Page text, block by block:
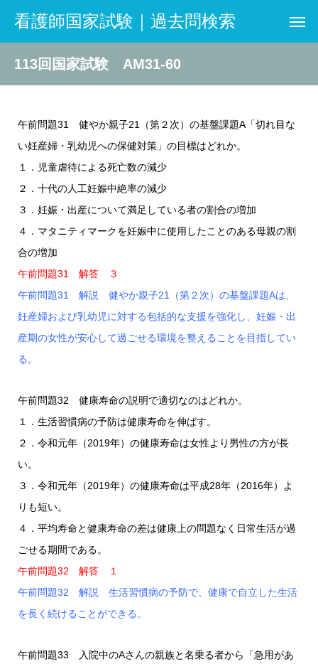
看護師国家試験｜過去問検索
113回国家試験 AM31-60
午前問題31 健やか親子21（第２次）の基盤課題A「切れ目な
い妊産婦・乳幼児への保健対策」の目標はどれか。
１．児童虐待による死亡数の減少
２．十代の人工妊娠中絶率の減少
３．妊娠・出産について満足している者の割合の増加
４．マタニティマークを妊娠中に使用したことのある母親の割
合の増加
午前問題31 解答 ３
午前問題31 解説 健やか親子21（第２次）の基盤課題Aは、
妊産婦および乳幼児に対する包括的な支援を強化し、妊娠・出
産期の女性が安心して過ごせる環境を整えることを目指してい
る。
午前問題32 健康寿命の説明で適切なのはどれか。
１．生活習慣病の予防は健康寿命を伸ばす。
２．令和元年（2019年）の健康寿命は女性より男性の方が長
い。
３．令和元年（2019年）の健康寿命は平成28年（2016年）よ
りも短い。
４．平均寿命と健康寿命の差は健康上の問題なく日常生活が過
ごせる期間である。
午前問題32 解答 １
午前問題32 解説 生活習慣病の予防で、健康で自立した生活
を長く続けることができる。
午前問題33 入院中のAさんの親族と名乗る者から「急用があ